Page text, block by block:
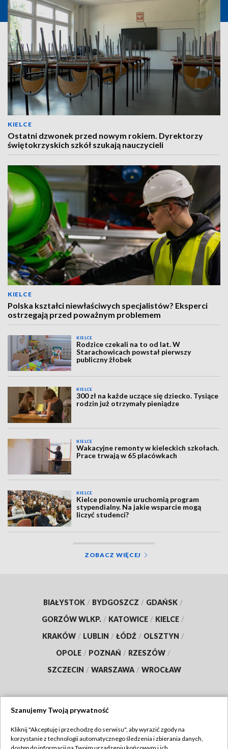
KIELCE
Ostatni dzwonek przed nowym rokiem. Dyrektorzy
świętokrzyskich szkół szukają nauczycieli
KIELCE
Polska kształci niewłaściwych specjalistów? Eksperci
ostrzegają przed poważnym problemem
KIELCE
Rodzice czekali na to od lat. W
Starachowicach powstał pierwszy
publiczny żłobek
KIELCE
300 zł na każde uczące się dziecko. Tysiące
rodzin już otrzymały pieniądze
KIELCE
Wakacyjne remonty w kieleckich szkołach.
Prace trwają w 65 placówkach
KIELCE
Kielce ponownie uruchomią program
stypendialny. Na jakie wsparcie mogą
liczyć studenci?
ZOBACZ WIĘCEJ
BIAŁYSTOK / BYDGOSZCZ / GDAŃSK /
GORZÓW WLKP. / KATOWICE / KIELCE /
KRAKÓW / LUBLIN / ŁÓDŹ / OLSZTYN /
OPOLE / POZNAŃ / RZESZÓW /
SZCZECIN / WARSZAWA / WROCŁAW
TVP
Szanujemy Twoją prywatność
Kliknij "Akceptuję i przechodzę do serwisu", aby wyrazić zgody na
korzystanie z technologii automatycznego śledzenia i zbierania danych,